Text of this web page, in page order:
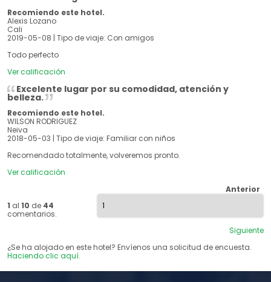
Recomiendo este hotel.
Alexis Lozano
Cali
2019-05-08 | Tipo de viaje: Con amigos
Todo perfecto
Ver calificación
Excelente lugar por su comodidad, atención y
belleza.
Recomiendo este hotel.
WILSON RODRIGUEZ
Neiva
2018-05-03 | Tipo de viaje: Familiar con niños
Recomendado totalmente, volveremos pronto.
Ver calificación
1 al 10 de 44
comentarios.
Anterior
Siguiente
¿Se ha alojado en este hotel? Envíenos una solicitud de encuesta.
Haciendo clic aquí.